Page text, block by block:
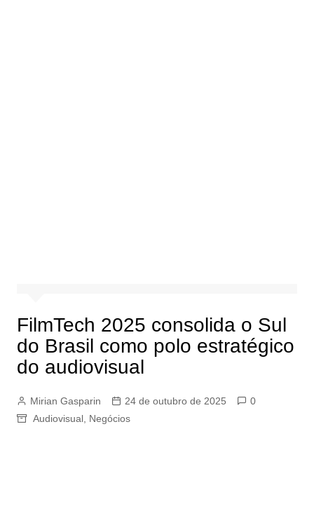
FilmTech 2025 consolida o Sul
do Brasil como polo estratégico
do audiovisual
Mirian Gasparin 24 de outubro de 2025
0
Audiovisual, Negócios